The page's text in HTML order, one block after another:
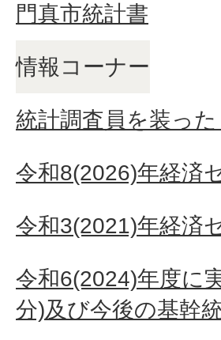
門真市統計書
情報コーナー
統計調査員を装っ
令和8(2026)年経済
令和3(2021)年経済
令和6(2024)年度に
分)及び今後の基幹